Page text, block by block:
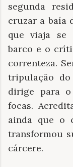
segunda
cruzar a baía
que viaja se
barco e o
correnteza.
tripulação do
dirige para
focas.
ainda que o
transformou
cárcere.